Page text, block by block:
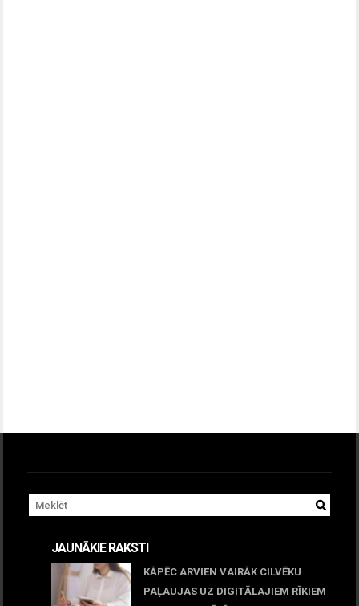
JAUNĀKIE RAKSTI
KĀPĒC ARVIEN VAIRĀK CILVĒKU
PAĻAUJAS UZ DIGITĀLAJIEM RĪKIEM